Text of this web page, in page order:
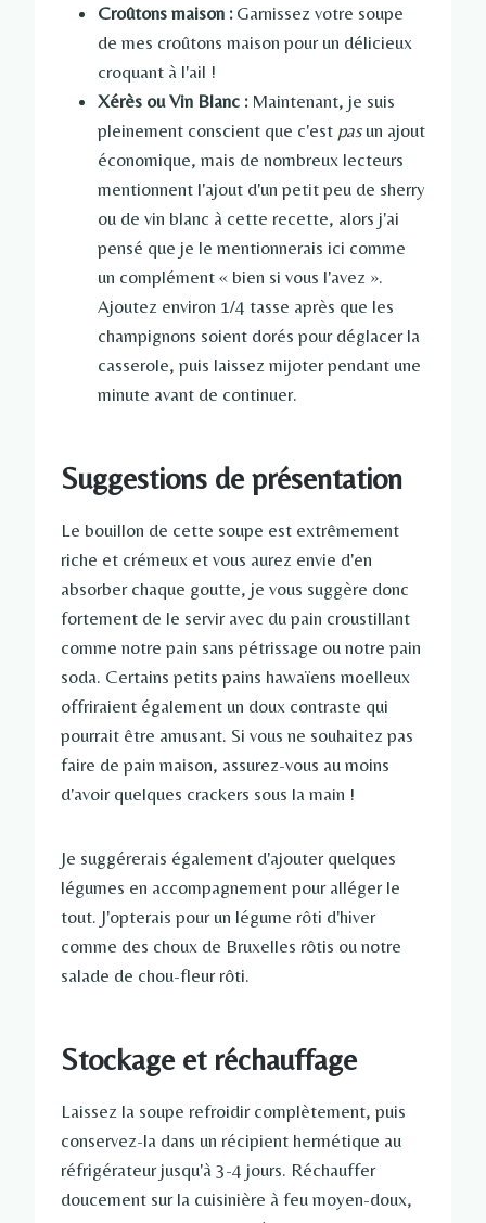
Croûtons maison :Garnissez votre soupe
de mes croûtons maison pour un délicieux
croquant à l'ail !
Xérès ou Vin Blanc : Maintenant, je suis
pleinement conscient que c'est pasun ajout
économique, mais de nombreux lecteurs
mentionnent l'ajout d'un petit peu de sherry
ou de vin blanc à cette recette, alors j'ai
pensé que je le mentionnerais ici comme
un complément « bien si vous l'avez ».
Ajoutez environ 1/4 tasse après que les
champignons soient dorés pour déglacer la
casserole, puis laissez mijoter pendant une
minute avant de continuer.
Suggestions de présentation
Le bouillon de cette soupe est extrêmement
riche et crémeux et vous aurez envie d'en
absorber chaque goutte, je vous suggère donc
fortement de le servir avec du pain croustillant
comme notre pain sans pétrissage ou notre pain
soda. Certains petits pains hawaïens moelleux
offriraient également un doux contraste qui
pourrait être amusant. Si vous ne souhaitez pas
faire de pain maison, assurez-vous au moins
d'avoir quelques crackers sous la main !
Je suggérerais également d'ajouter quelques
légumes en accompagnement pour alléger le
tout. J'opterais pour un légume rôti d'hiver
comme des choux de Bruxelles rôtis ou notre
salade de chou-fleur rôti.
Stockage et réchauffage
Laissez la soupe refroidir complètement, puis
conservez-la dans un récipient hermétique au
réfrigérateur jusqu'à 3-4 jours. Réchauffer
doucement sur la cuisinière à feu moyen-doux,